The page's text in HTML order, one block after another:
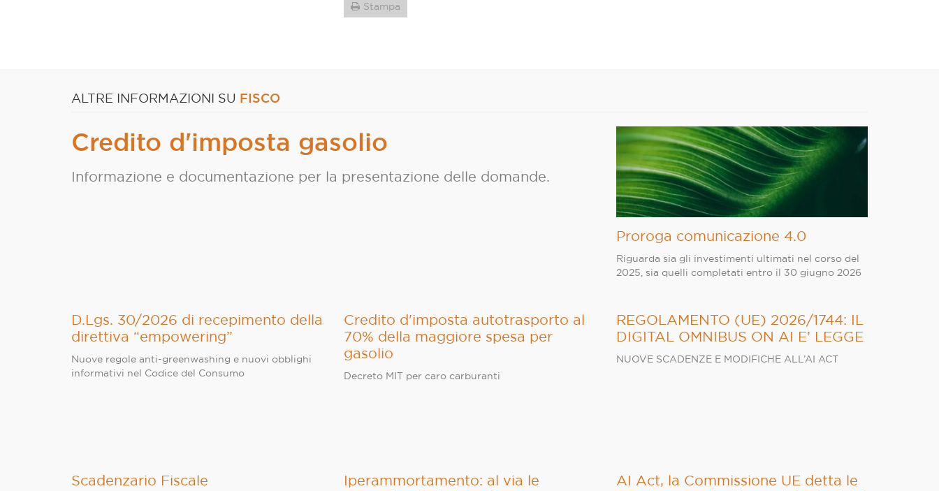
Stampa
ALTRE INFORMAZIONI SU FISCO
Credito d'imposta gasolio
Informazione e documentazione per la presentazione delle domande.
Proroga comunicazione 4.0
Riguarda sia gli investimenti ultimati nel corso del
2025, sia quelli completati entro il 30 giugno 2026
D.Lgs. 30/2026 di recepimento della
direttiva “empowering”
Nuove regole anti-greenwashing e nuovi obblighi
informativi nel Codice del Consumo
Credito d'imposta autotrasporto al
70% della maggiore spesa per
gasolio
Decreto MIT per caro carburanti
REGOLAMENTO (UE) 2026/1744: IL
DIGITAL OMNIBUS ON AI E’ LEGGE
NUOVE SCADENZE E MODIFICHE ALL’AI ACT
Scadenzario Fiscale
Iperammortamento: al via le
AI Act, la Commissione UE detta le